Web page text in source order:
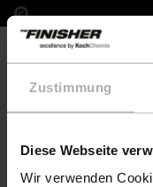
Zustimmung
Diese Webseite
Wir verwenden
Leather Colour